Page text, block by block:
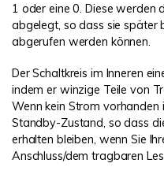
1 oder eine 0. Diese werden
abgelegt, so dass sie später
abgerufen werden können.
Der Schaltkreis im Inneren
indem er winzige Teile von
Wenn kein Strom vorhanden
Standby-Zustand, so dass
erhalten bleiben, wenn Sie
Anschluss/dem tragbaren